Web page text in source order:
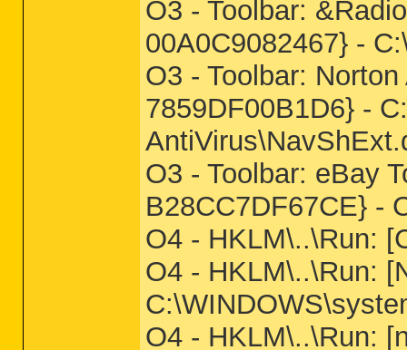
O3 - Toolbar:
00A0C9082467} -
O3 - Toolbar:
7859DF00B1D6} -
O3 - Toolbar: eBay
B28CC7DF67CE} -
O4 - HKLM\..\Run:
O4 - HKLM\..\Run:
O4 - HKLM\..\Run: